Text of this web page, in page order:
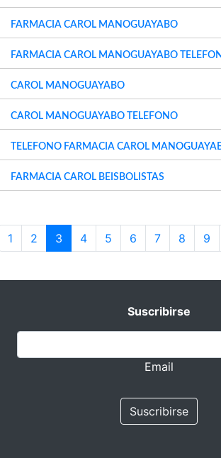
FARMACIA CAROL MANOGUAYABO
FARMACIA CAROL MANOGUAYABO
CAROL MANOGUAYABO
CAROL MANOGUAYABO TELEFONO
TELEFONO FARMACIA CAROL
FARMACIA CAROL BEISBOLISTAS
1 2 3 4 5 6 7 8 9
Suscribirse
Email
Suscribirse